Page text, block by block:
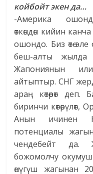
койбойт экен да…
-Америка
өткөндөн кийин
ошондо. Биз өтө
беш-алты жылда
Жапониянын
айтыптыр. СНГ
араң көтөрөт
биринчи көтөрүлөт,
Анын ичинен
потенциалы
чендебейт да.
божомолчу
өнүгүш жагынан